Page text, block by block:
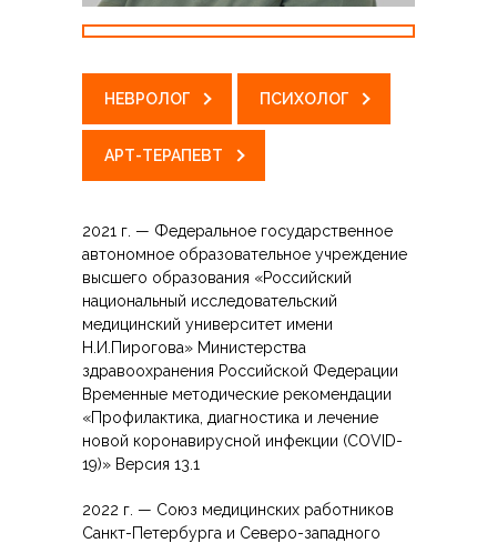
НЕВРОЛОГ ПСИХОЛОГ
АРТ-ТЕРАПЕВТ
2021 г. — Федеральное государственное
автономное образовательное учреждение
высшего образования «Российский
национальный исследовательский
медицинский университет имени
Н.И.Пирогова» Министерства
здравоохранения Российской Федерации
Временные методические рекомендации
«Профилактика, диагностика и лечение
новой коронавирусной инфекции (COVID-
19)» Версия 13.1
2022 г. — Союз медицинских работников
Санкт-Петербурга и Северо-западного